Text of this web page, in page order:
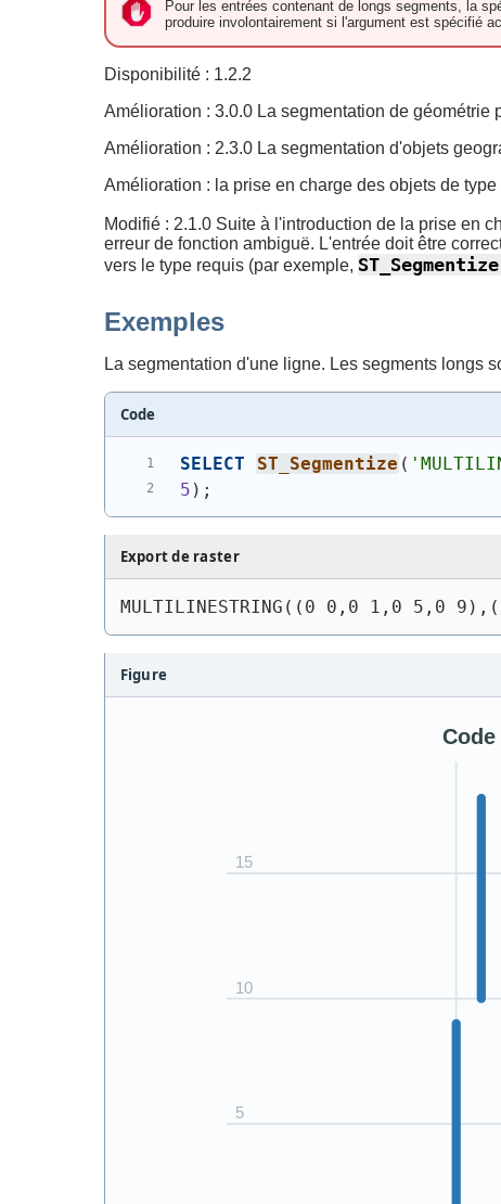
Pour les entrées contenant de longs segments, la
produire involontairement si l'argument est spécifié
Disponibilité : 1.2.2
Amélioration : 3.0.0 La segmentation de
Amélioration : 2.3.0 La segmentation d'objets
Amélioration : la prise en charge des objets de
Modifié : 2.1.0 Suite à l'introduction de la prise en
erreur de fonction ambiguë. L'entrée doit être
vers le type requis (par exemple,
Exemples
La segmentation d'une ligne. Les segments longs
Code
SELECT ST_Segmentize ( '
5 ) ;
Export de raster
MULTILINESTRING((0 0,0 1,0 5,0
Figure